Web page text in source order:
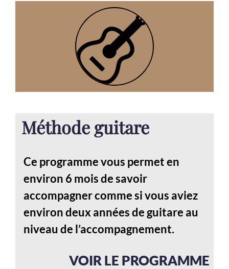
Méthode guitare
Ce programme vous permet en
environ 6 mois de savoir
accompagner comme si vous aviez
environ deux années de guitare au
niveau de l’accompagnement.
VOIR LE PROGRAMME